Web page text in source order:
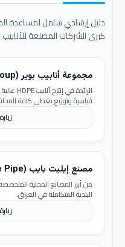
دليل إرشادي شامل لمساعدة
كبرى الشركات المصنعة
مجموعة أنابيب بوير (Bwer Pipes Group)
قياسية وتوزيع يغطي كافة
مصنع إيليت بايب (Elite Pipe)
من أبرز المصانع المحلية
البلدية المتكاملة في العراق.